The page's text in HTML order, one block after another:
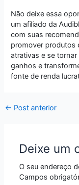
Não deixe essa
um afiliado da
com suas
promover produtos
atrativas e se
ganhos e
fonte de renda
← Post anterior
Deixe um
O seu endereço
Campos